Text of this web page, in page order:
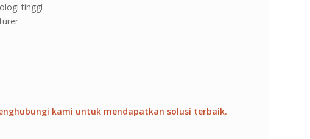
tinggi
kami untuk mendapatkan solusi terbaik.